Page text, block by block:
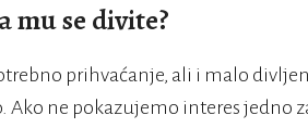
mu se divite?
prihvaćanje, ali i malo
Ako ne pokazujemo interes jedno